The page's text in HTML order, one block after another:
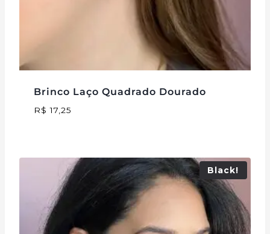
Brinco Laço Quadrado Dourado
R$ 17,25
Black!